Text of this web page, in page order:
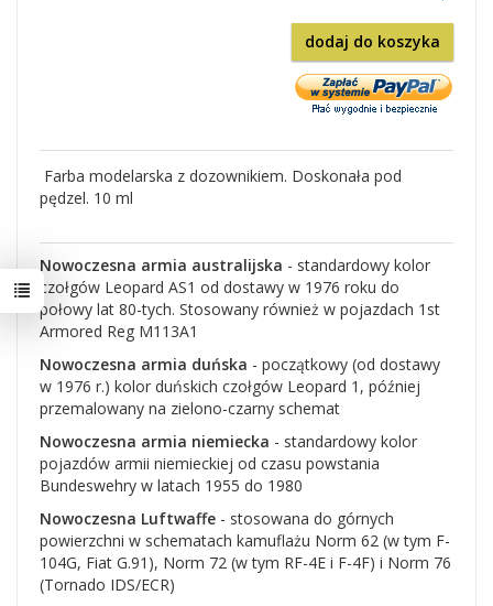
dodaj do koszyka
Farba modelarska z dozownikiem. Doskonała pod
pędzel. 10 ml
Nowoczesna armia australijska - standardowy kolor
czołgów Leopard AS1 od dostawy w 1976 roku do
połowy lat 80-tych. Stosowany również w pojazdach 1st
Armored Reg M113A1
Nowoczesna armia duńska - początkowy (od dostawy
w 1976 r.) kolor duńskich czołgów Leopard 1, później
przemalowany na zielono-czarny schemat
Nowoczesna armia niemiecka - standardowy kolor
pojazdów armii niemieckiej od czasu powstania
Bundeswehry w latach 1955 do 1980
Nowoczesna Luftwaffe - stosowana do górnych
powierzchni w schematach kamuflażu Norm 62 (w tym F-
104G, Fiat G.91), Norm 72 (w tym RF-4E i F-4F) i Norm 76
(Tornado IDS/ECR)